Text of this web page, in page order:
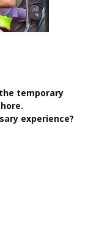
temporary
experience?